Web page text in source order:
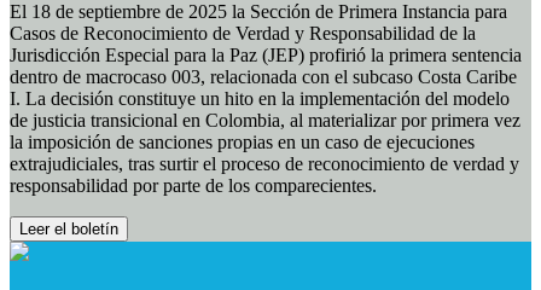
El 18 de septiembre de 2025 la Sección de Primera Instancia para
Casos de Reconocimiento de Verdad y Responsabilidad de la
Jurisdicción Especial para la Paz (JEP) profirió la primera sentencia
dentro de macrocaso 003, relacionada con el subcaso Costa Caribe
I. La decisión constituye un hito en la implementación del modelo
de justicia transicional en Colombia, al materializar por primera vez
la imposición de sanciones propias en un caso de ejecuciones
extrajudiciales, tras surtir el proceso de reconocimiento de verdad y
responsabilidad por parte de los comparecientes.
Leer el boletín